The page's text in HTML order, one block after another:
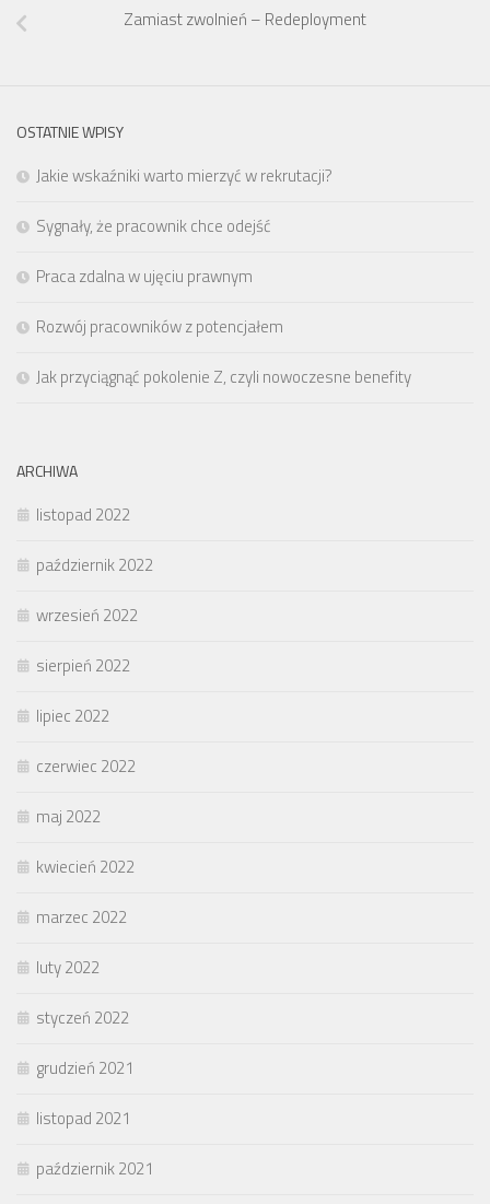
Zamiast zwolnień – Redeployment
OSTATNIE WPISY
Jakie wskaźniki warto mierzyć w rekrutacji?
Sygnały, że pracownik chce odejść
Praca zdalna w ujęciu prawnym
Rozwój pracowników z potencjałem
Jak przyciągnąć pokolenie Z, czyli nowoczesne benefity
ARCHIWA
listopad 2022
październik 2022
wrzesień 2022
sierpień 2022
lipiec 2022
czerwiec 2022
maj 2022
kwiecień 2022
marzec 2022
luty 2022
styczeń 2022
grudzień 2021
listopad 2021
październik 2021